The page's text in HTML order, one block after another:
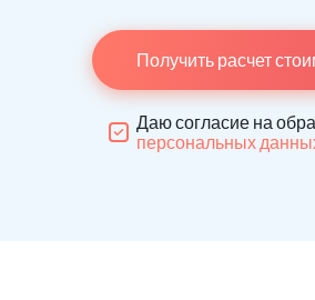
Получить расчет
Даю согласие на
персональных